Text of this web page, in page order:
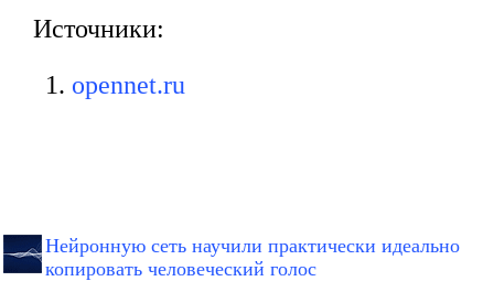
Источники:
opennet.ru
Нейронную сеть научили практически идеально
копировать человеческий голос